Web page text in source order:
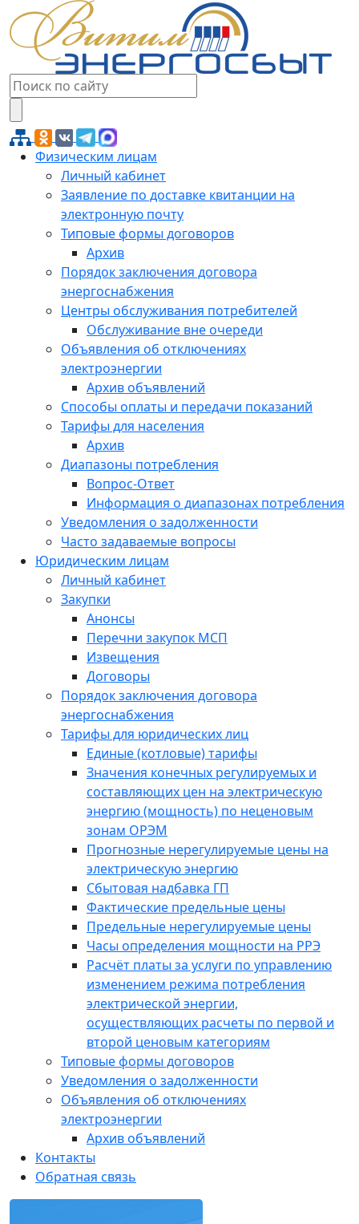
Физическим лицам
Личный кабинет
Заявление по доставке квитанции на
электронную почту
Типовые формы договоров
Архив
Порядок заключения договора
энергоснабжения
Центры обслуживания потребителей
Обслуживание вне очереди
Объявления об отключениях
электроэнергии
Архив объявлений
Способы оплаты и передачи показаний
Тарифы для населения
Архив
Диапазоны потребления
Вопрос-Ответ
Информация о диапазонах потребления
Уведомления о задолженности
Часто задаваемые вопросы
Юридическим лицам
Личный кабинет
Закупки
Анонсы
Перечни закупок МСП
Извещения
Договоры
Порядок заключения договора
энергоснабжения
Тарифы для юридических лиц
Единые (котловые) тарифы
Значения конечных регулируемых и
составляющих цен на электрическую
энергию (мощность) по неценовым
зонам ОРЭМ
Прогнозные нерегулируемые цены на
электрическую энергию
Сбытовая надбавка ГП
Фактические предельные цены
Предельные нерегулируемые цены
Часы определения мощности на РРЭ
Расчёт платы за услуги по управлению
изменением режима потребления
электрической энергии,
осуществляющих расчеты по первой и
второй ценовым категориям
Типовые формы договоров
Уведомления о задолженности
Объявления об отключениях
электроэнергии
Архив объявлений
Контакты
Обратная связь